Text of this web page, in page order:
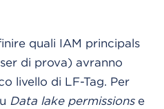
quali IAM principals
di prova) avranno
livello di LF-Tag. Per
Data lake permissionse